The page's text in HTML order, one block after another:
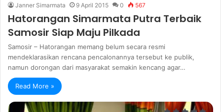
Janner Simarmata 9 April 2015 0 567
Hatorangan Simarmata Putra Terbaik
Samosir Siap Maju Pilkada
Samosir – Hatorangan memang belum secara resmi
mendeklarasikan rencana pencalonannya tersebut ke publik,
namun dorongan dari masyarakat semakin kencang agar…
Read More »